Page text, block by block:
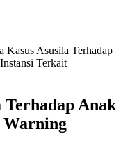
Kasus Asusila Terhadap
Terkait
Anak